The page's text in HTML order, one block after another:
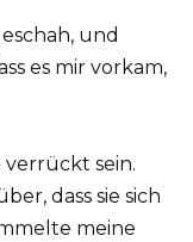
und
es mir vorkam,
verrückt sein.
dass sie sich
meine